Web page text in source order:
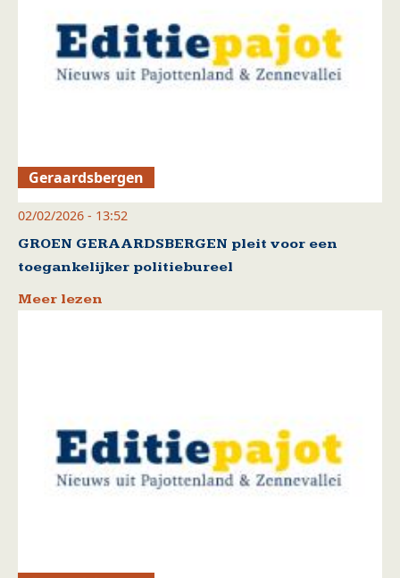
Geraardsbergen
02/02/2026 - 13:52
GROEN GERAARDSBERGEN pleit voor een
toegankelijker politiebureel
Meer lezen